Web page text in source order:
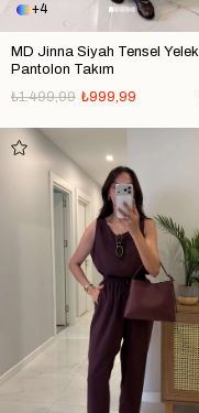
4
MD Jinna Siyah Tensel Yelek
Pantolon Takım
₺999,99
₺1.499,99